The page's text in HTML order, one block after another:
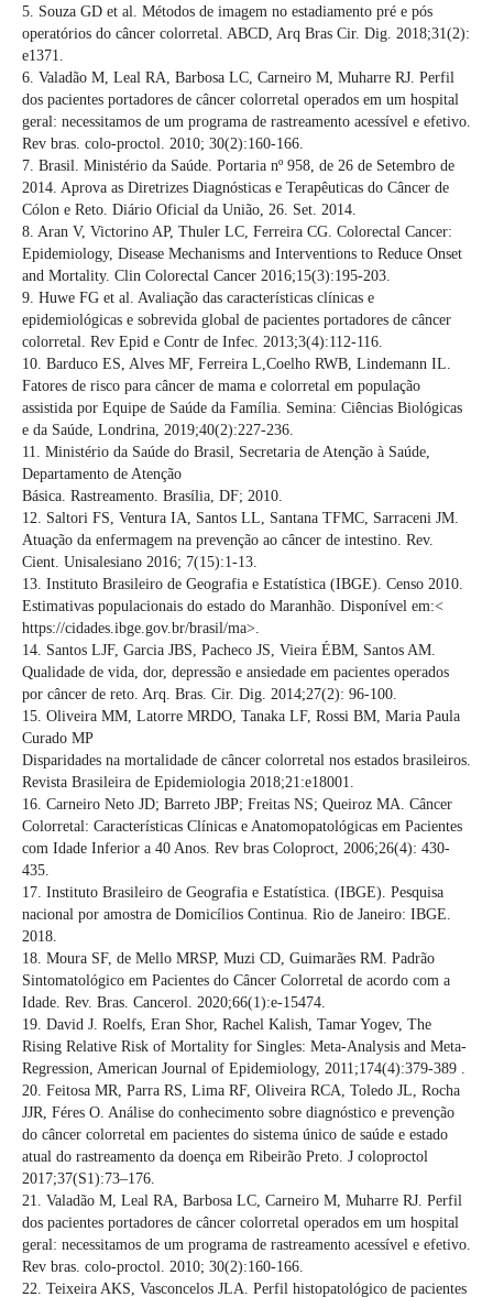
5. Souza GD et al. Métodos de imagem no estadiamento pré e pós
operatórios do câncer colorretal. ABCD, Arq Bras Cir. Dig. 2018;31(2):
e1371.
6. Valadão M, Leal RA, Barbosa LC, Carneiro M, Muharre RJ. Perfil
dos pacientes portadores de câncer colorretal operados em um hospital
geral: necessitamos de um programa de rastreamento acessível e efetivo.
Rev bras. colo-proctol. 2010; 30(2):160-166.
7. Brasil. Ministério da Saúde. Portaria nº 958, de 26 de Setembro de
2014. Aprova as Diretrizes Diagnósticas e Terapêuticas do Câncer de
Cólon e Reto. Diário Oficial da União, 26. Set. 2014.
8. Aran V, Victorino AP, Thuler LC, Ferreira CG. Colorectal Cancer:
Epidemiology, Disease Mechanisms and Interventions to Reduce Onset
and Mortality. Clin Colorectal Cancer 2016;15(3):195-203.
9. Huwe FG et al. Avaliação das características clínicas e
epidemiológicas e sobrevida global de pacientes portadores de câncer
colorretal. Rev Epid e Contr de Infec. 2013;3(4):112-116.
10. Barduco ES, Alves MF, Ferreira L,Coelho RWB, Lindemann IL.
Fatores de risco para câncer de mama e colorretal em população
assistida por Equipe de Saúde da Família. Semina: Ciências Biológicas
e da Saúde, Londrina, 2019;40(2):227-236.
11. Ministério da Saúde do Brasil, Secretaria de Atenção à Saúde,
Departamento de Atenção
Básica. Rastreamento. Brasília, DF; 2010.
12. Saltori FS, Ventura IA, Santos LL, Santana TFMC, Sarraceni JM.
Atuação da enfermagem na prevenção ao câncer de intestino. Rev.
Cient. Unisalesiano 2016; 7(15):1-13.
13. Instituto Brasileiro de Geografia e Estatística (IBGE). Censo 2010.
Estimativas populacionais do estado do Maranhão. Disponível em:<
https://cidades.ibge.gov.br/brasil/ma>.
14. Santos LJF, Garcia JBS, Pacheco JS, Vieira ÉBM, Santos AM.
Qualidade de vida, dor, depressão e ansiedade em pacientes operados
por câncer de reto. Arq. Bras. Cir. Dig. 2014;27(2): 96-100.
15. Oliveira MM, Latorre MRDO, Tanaka LF, Rossi BM, Maria Paula
Curado MP
Disparidades na mortalidade de câncer colorretal nos estados brasileiros.
Revista Brasileira de Epidemiologia 2018;21:e18001.
16. Carneiro Neto JD; Barreto JBP; Freitas NS; Queiroz MA. Câncer
Colorretal: Características Clínicas e Anatomopatológicas em Pacientes
com Idade Inferior a 40 Anos. Rev bras Coloproct, 2006;26(4): 430-
435.
17. Instituto Brasileiro de Geografia e Estatística. (IBGE). Pesquisa
nacional por amostra de Domicílios Continua. Rio de Janeiro: IBGE.
2018.
18. Moura SF, de Mello MRSP, Muzi CD, Guimarães RM. Padrão
Sintomatológico em Pacientes do Câncer Colorretal de acordo com a
Idade. Rev. Bras. Cancerol. 2020;66(1):e-15474.
19. David J. Roelfs, Eran Shor, Rachel Kalish, Tamar Yogev, The
Rising Relative Risk of Mortality for Singles: Meta-Analysis and Meta-
Regression, American Journal of Epidemiology, 2011;174(4):379-389 .
20. Feitosa MR, Parra RS, Lima RF, Oliveira RCA, Toledo JL, Rocha
JJR, Féres O. Análise do conhecimento sobre diagnóstico e prevenção
do câncer colorretal em pacientes do sistema único de saúde e estado
atual do rastreamento da doença em Ribeirão Preto. J coloproctol
2017;37(S1):73–176.
21. Valadão M, Leal RA, Barbosa LC, Carneiro M, Muharre RJ. Perfil
dos pacientes portadores de câncer colorretal operados em um hospital
geral: necessitamos de um programa de rastreamento acessível e efetivo.
Rev bras. colo-proctol. 2010; 30(2):160-166.
22. Teixeira AKS, Vasconcelos JLA. Perfil histopatológico de pacientes